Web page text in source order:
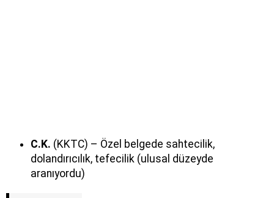
C.K. (KKTC) – Özel belgede sahtecilik,
dolandırıcılık, tefecilik (ulusal düzeyde
aranıyordu)